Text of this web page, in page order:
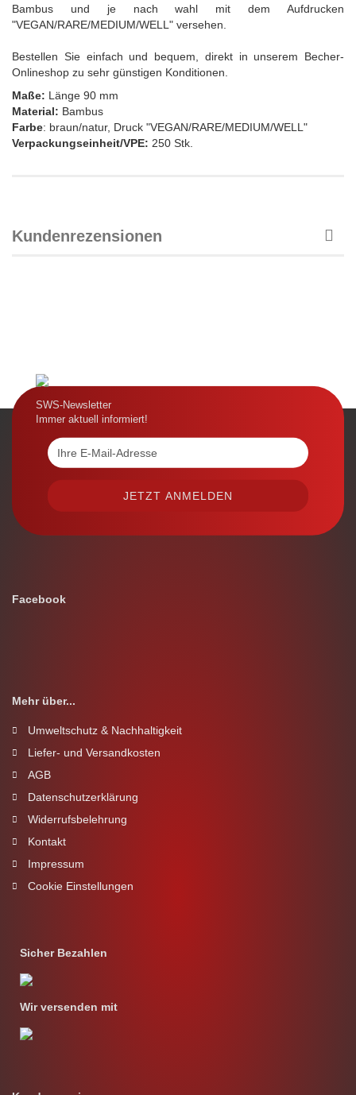
Bambus und je nach wahl mit dem Aufdrucken
"VEGAN/RARE/MEDIUM/WELL" versehen.
Bestellen Sie einfach und bequem, direkt in unserem Becher-
Onlineshop zu sehr günstigen Konditionen.
Maße: Länge 90 mm
Material: Bambus
Farbe: braun/natur, Druck "VEGAN/RARE/MEDIUM/WELL"
Verpackungseinheit/VPE: 250 Stk.
Kundenrezensionen
SWS-Newsletter
Immer aktuell informiert!
Facebook
Mehr über...
Umweltschutz & Nachhaltigkeit
Liefer- und Versandkosten
AGB
Datenschutzerklärung
Widerrufsbelehrung
Kontakt
Impressum
Cookie Einstellungen
Sicher Bezahlen
Wir versenden mit